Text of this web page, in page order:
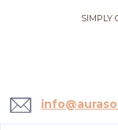
SIMPLY